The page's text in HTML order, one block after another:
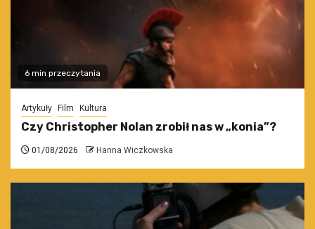
6 min przeczytania
Artykuły Film Kultura
Czy Christopher Nolan zrobił nas w „konia”?
01/08/2026 Hanna Wiczkowska